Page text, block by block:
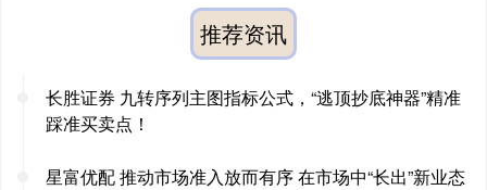
推荐资讯
长胜证券 九转序列主图指标公式，“逃顶抄底神器”精准
踩准买卖点！
星富优配 推动市场准入放而有序 在市场中“长出”新业态